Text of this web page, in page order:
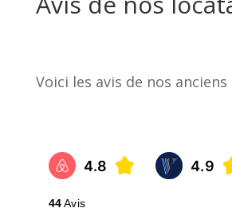
Voici les avis de nos